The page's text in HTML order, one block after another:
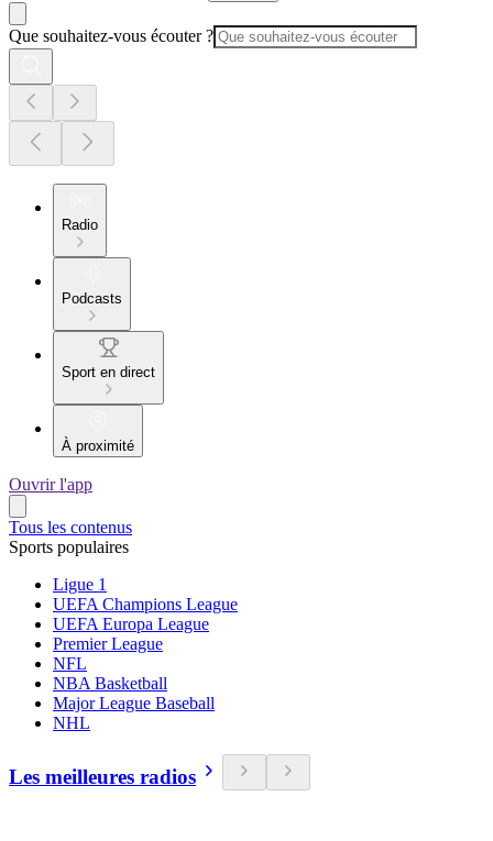
Que souhaitez-vous écouter ?
Radio
Podcasts
Sport en direct
À proximité
Ouvrir l'app
Tous les contenus
Sports populaires
Ligue 1
UEFA Champions League
UEFA Europa League
Premier League
NFL
NBA Basketball
Major League Baseball
NHL
Les meilleures radios